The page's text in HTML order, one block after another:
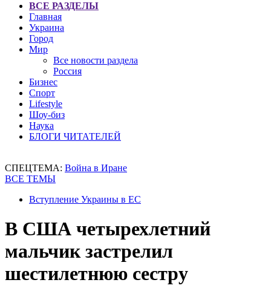
ВСЕ РАЗДЕЛЫ
Главная
Украина
Город
Мир
Все новости раздела
Россия
Бизнес
Спорт
Lifestyle
Шоу-биз
Наука
БЛОГИ ЧИТАТЕЛЕЙ
СПЕЦТЕМА: Война в Иране
ВСЕ ТЕМЫ
Вступление Украины в ЕС
В США четырехлетний
мальчик застрелил
шестилетнюю сестру